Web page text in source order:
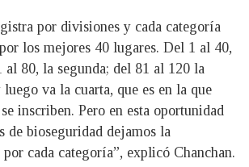
por divisiones y cada categoría
los mejores 40 lugares. Del 1 al 40,
al 80, la segunda; del 81 al 120 la
va la cuarta, que es en la que
inscriben. Pero en esta oportunidad
de bioseguridad dejamos la
cada categoría”, explicó Chanchan.